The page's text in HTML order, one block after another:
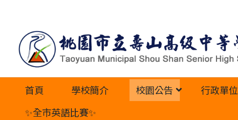
內
首頁 學校簡介 校園公告 行政單位
✨全市英語比賽✨